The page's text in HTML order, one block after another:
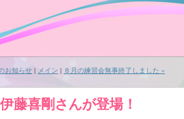
お知らせ | メイン | ８月の練習会無事終了しました »
藤喜剛さんが登場！